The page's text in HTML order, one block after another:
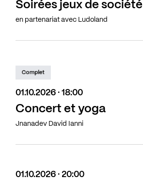
Soirées jeux de société
en partenariat avec Ludoland
Complet
01.10.2026 · 18:00
Concert et yoga
Jnanadev David Ianni
01.10.2026 · 20:00